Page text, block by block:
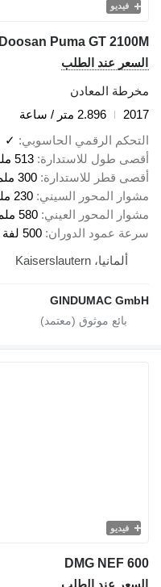
فيديو
Doosan Puma GT 2100M
السعر عند الطلب
مخرطة المعادن
2017
2.896 متر / ساعة
التحكم الرقمي الحاسوبي
✓
أقصى طول للاستدارة 513 ملم
أقصى قطر للاستدارة 300 ملم
مشوار المحور السيني 230 ملم
مشوار المحور العيني 580 ملم
سرعة عمود الدوران 500 لفة في الدقيقة
ألمانيا، Kaiserslautern
GINDUMAC GmbH
فيديو
DMG NEF 600